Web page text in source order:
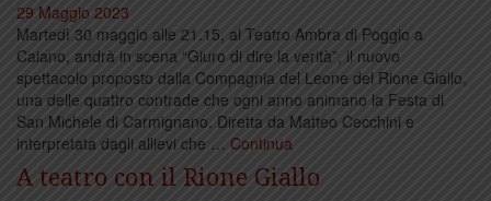
29 Maggio 2023
Martedì 30 maggio alle 21.15, al Teatro Ambra di Poggio a
Caiano, andrà in scena “Giuro di dire la verità”, il nuovo
spettacolo proposto dalla Compagnia del Leone del Rione Giallo,
una delle quattro contrade che ogni anno animano la Festa di
San Michele di Carmignano. Diretta da Matteo Cecchini e
interpretata dagli allievi che … Continua
A teatro con il Rione Giallo